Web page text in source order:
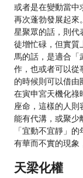
或者是在變動當中
再次蓬勃發展起來
星聚眾的話，則代
徒增忙碌，但實質
馬的話，是適合「
作，也或者可以從
的時候則可以借由
在寅申宮天機化祿
座命，這樣的人則
能有代溝，或聚少
「宜動不宜靜」
有華而不實的現象
天梁化權